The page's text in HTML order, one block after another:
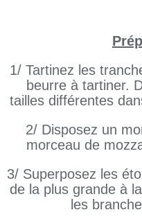
1/ Tartinez les
beurre à tartiner.
tailles différentes
2/ Disposez un
morceau de
3/ Superposez les
de la plus grande à
les